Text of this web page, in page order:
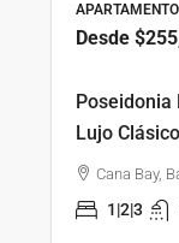
APARTAMENTO
Desde
Poseidonia
Lujo
Cana Bay,
1|2|3